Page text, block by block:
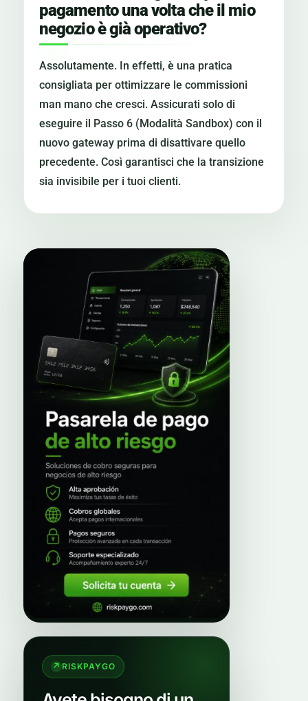
pagamento una volta che il mio
negozio è già operativo?
Assolutamente. In effetti, è una pratica
consigliata per ottimizzare le commissioni
man mano che cresci. Assicurati solo di
eseguire il Passo 6 (Modalità Sandbox) con il
nuovo gateway prima di disattivare quello
precedente. Così garantisci che la transizione
sia invisibile per i tuoi clienti.
RISKPAYGO